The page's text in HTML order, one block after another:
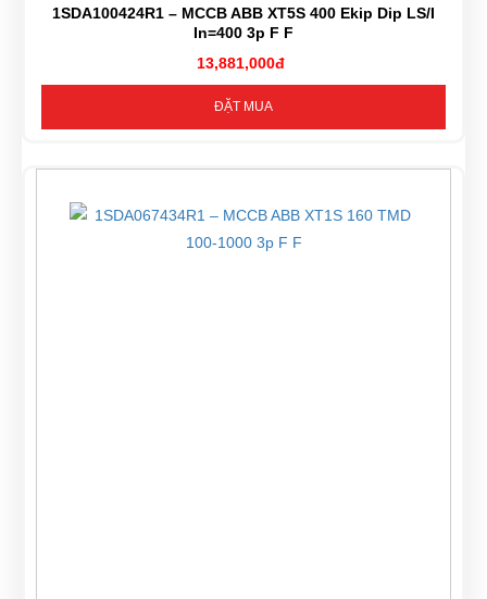
1SDA100424R1 – MCCB ABB XT5S 400 Ekip Dip LS/I
In=400 3p F F
13,881,000đ
ĐẶT MUA